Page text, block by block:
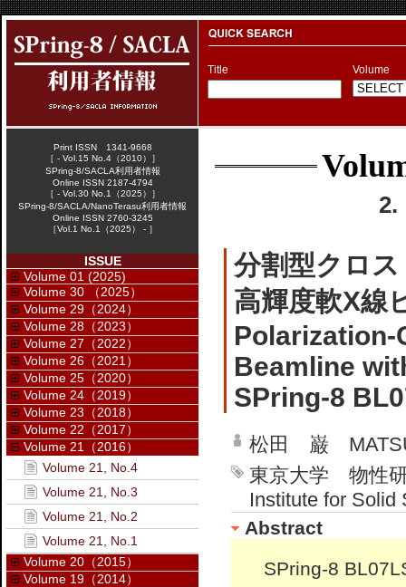
Title Volume
2.
分割型クロ
高輝度軟X線
Beamline
SPring-8
松田 巌
東京大学 物性
Institute for Solid
Abstract
SPring-8
Print ISSN 1341-9668
［ - Vol.15 No.4（2010）］
SPring-8/SACLA利用者情報
Online ISSN 2187-4794
［ - Vol.30 No.1（2025）］
SPring-8/SACLA/NanoTerasu利用者情報
Online ISSN 2760-3245
［Vol.1 No.1（2025） - ］
ISSUE
Volume 01 (2025)
Volume 30 （2025）
Volume 29（2024）
Volume 28（2023）
Volume 27（2022）
Volume 26（2021）
Volume 25（2020）
Volume 24（2019）
Volume 23（2018）
Volume 22（2017）
Volume 21（2016）
Volume 21, No.4
Volume 21, No.3
Volume 21, No.2
Volume 21, No.1
Volume 20（2015）
Volume 19（2014）